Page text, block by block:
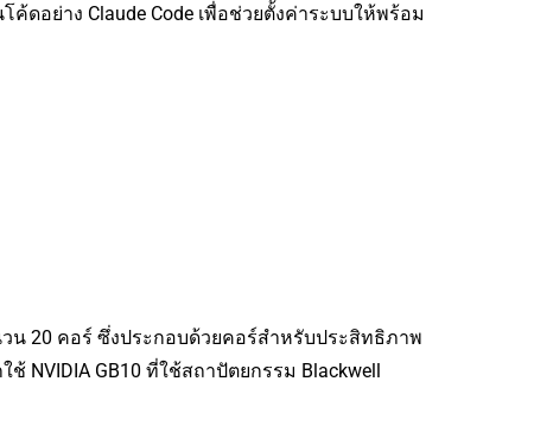
ดอย่าง Claude Code เพื่อช่วยตั้งค่าระบบให้พร้อม
น 20 คอร์ ซึ่งประกอบด้วยคอร์สำหรับประสิทธิภาพ
NVIDIA GB10 ที่ใช้สถาปัตยกรรม Blackwell